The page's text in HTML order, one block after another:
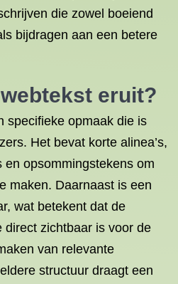
die zowel boeiend
bijdragen aan een betere
eruit?
specifieke opmaak die is
Het bevat korte alinea’s,
opsommingstekens om
maken. Daarnaast is een
wat betekent dat de
direct zichtbaar is voor de
van relevante
structuur draagt een